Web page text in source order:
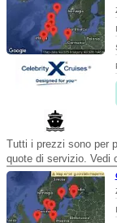
Tutti i prezzi sono per
quote di servizio. Vedi